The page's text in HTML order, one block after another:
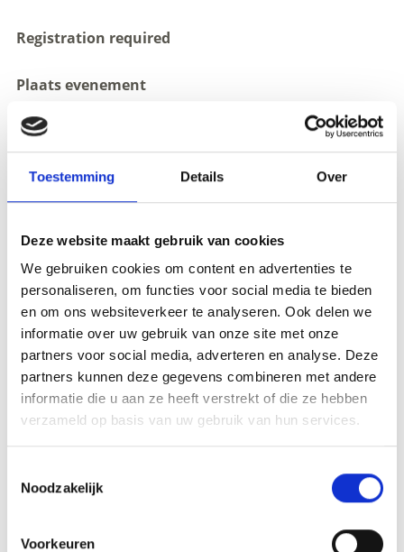
Toestemming Details Over
Deze website maakt gebruik van cookies
We gebruiken cookies om content en advertenties te
personaliseren, om functies voor social media te bieden
en om ons websiteverkeer te analyseren. Ook delen we
informatie over uw gebruik van onze site met onze
partners voor social media, adverteren en analyse. Deze
partners kunnen deze gegevens combineren met andere
informatie die u aan ze heeft verstrekt of die ze hebben
verzameld op basis van uw gebruik van hun services.
Noodzakelijk
Voorkeuren
Registration required
Plaats evenement
Organisator
Tourismusverein Kastelbell Tschars
Staatsstraße 4A
info@kastelbell-tschars.com
www.kastelbell-tschars.com
Tel. +39 0473 624193
zurück zu den Top Events
WAS DE INHOUD NUTTIG VOOR U?
Ja
No